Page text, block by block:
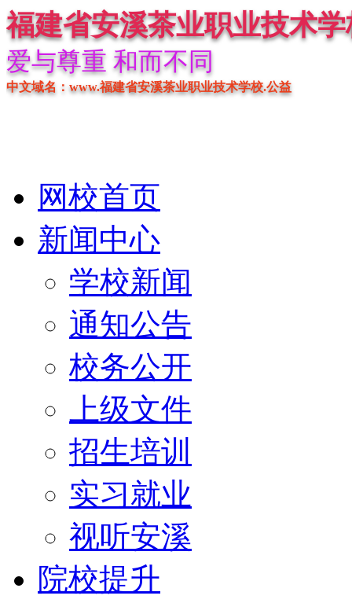
福建省安溪茶业职业技术学
爱与尊重 和而不同
中文域名：www.福建省安溪茶业职业技术学校.公益
网校首页
新闻中心
学校新闻
通知公告
校务公开
上级文件
招生培训
实习就业
视听安溪
院校提升